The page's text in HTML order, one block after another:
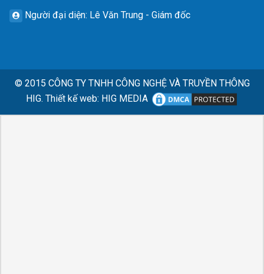
Người đại diện: Lê Văn Trung - Giám đốc
© 2015 CÔNG TY TNHH CÔNG NGHỆ VÀ TRUYỀN THÔNG
HIG. Thiết kế web: HIG MEDIA